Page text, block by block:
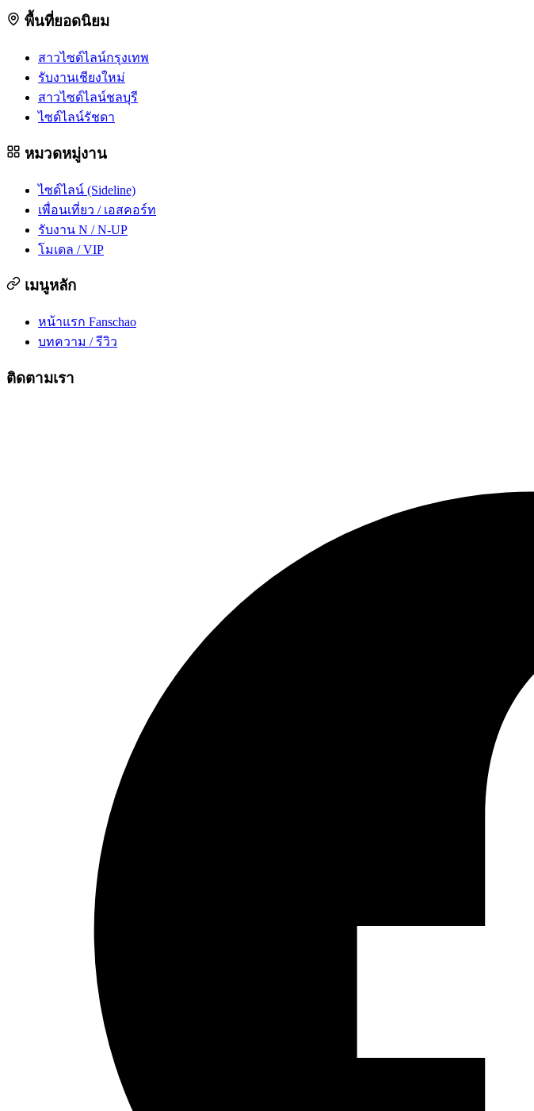
พื้นที่ยอดนิยม
สาวไซด์ไลน์กรุงเทพ
รับงานเชียงใหม่
สาวไซด์ไลน์ชลบุรี
ไซด์ไลน์รัชดา
หมวดหมู่งาน
ไซด์ไลน์ (Sideline)
เพื่อนเที่ยว / เอสคอร์ท
รับงาน N / N-UP
โมเดล / VIP
เมนูหลัก
หน้าแรก Fanschao
บทความ / รีวิว
ติดตามเรา